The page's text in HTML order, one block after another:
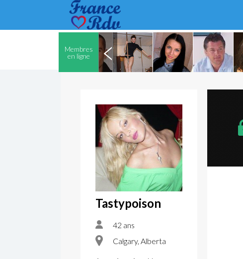
Membres
en ligne
Tastypoison
42 ans
Calgary, Alberta